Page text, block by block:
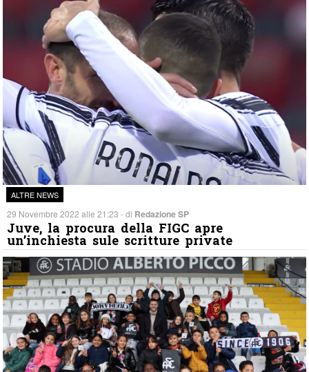
ALTRE NEWS
29 Novembre 2022 alle 21:23 - di Redazione SP
Juve, la procura della FIGC apre
un’inchiesta sule scritture private